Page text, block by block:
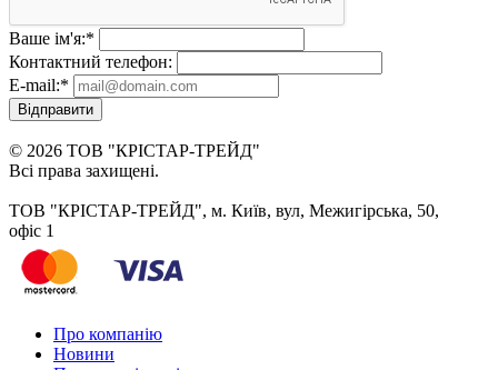
Ваше ім'я:*
Контактний телефон:
E-mail:*
Відправити
© 2026 ТОВ "КРІСТАР-ТРЕЙД"
Всі права захищені.
ТОВ "КРІСТАР-ТРЕЙД", м. Київ, вул, Межигірська, 50,
офіс 1
Про компанію
Новини